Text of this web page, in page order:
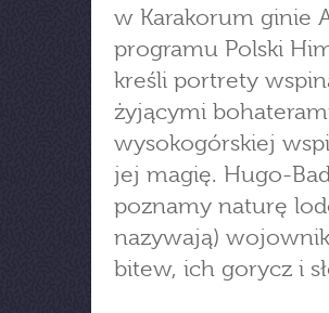
w Karakorum ginie
programu Polski
kreśli portrety
żyjącymi
wysokogórskiej
jej magię. Hugo-
poznamy naturę
nazywają)
bitew, ich gorycz i